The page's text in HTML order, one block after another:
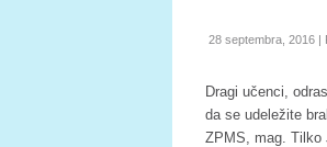
28 septembra, 2016 |
Dragi učenci,
da se udeležite
ZPMS, mag. Tilko